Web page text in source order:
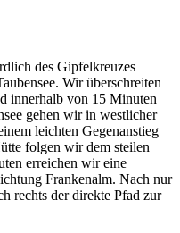
des Gipfelkreuzes
Wir überschreiten
innerhalb von 15 Minuten
gehen wir in westlicher
leichten Gegenanstieg
folgen wir dem steilen
erreichen wir eine
Frankenalm. Nach nur
rechts der direkte Pfad zur